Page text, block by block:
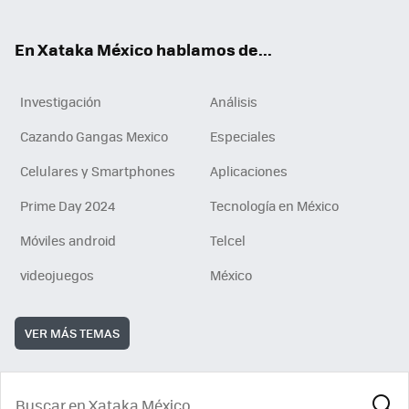
En Xataka México hablamos de...
Investigación
Análisis
Cazando Gangas Mexico
Especiales
Celulares y Smartphones
Aplicaciones
Prime Day 2024
Tecnología en México
Móviles android
Telcel
videojuegos
México
VER MÁS TEMAS